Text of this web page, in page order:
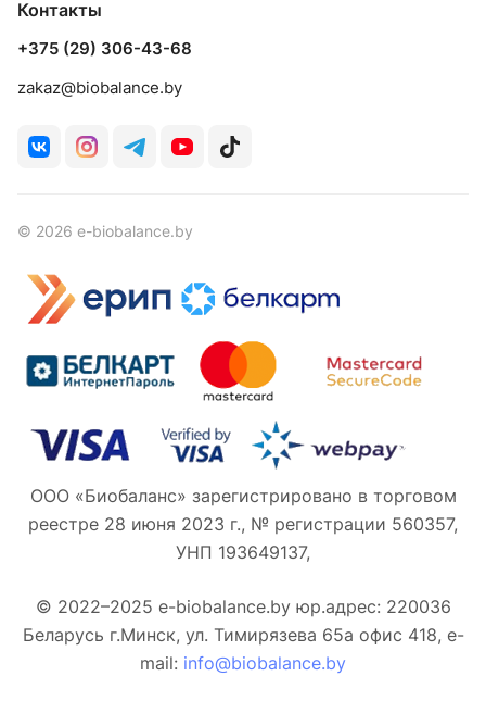
Контакты
+375 (29) 306-43-68
zakaz@biobalance.by
© 2026 e-biobalance.by
ООО «Биобаланс» зарегистрировано в торговом
реестре 28 июня 2023 г., № регистрации 560357,
УНП 193649137,
© 2022–2025 e-biobalance.by юр.адрес: 220036
Беларусь г.Минск, ул. Тимирязева 65а офис 418, e-
mail: info@biobalance.by